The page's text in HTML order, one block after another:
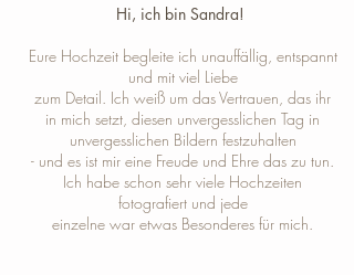
Hi, ich bin Sandra! ​
Eure Hochzeit begleite ich unauffällig, entspannt
und mit viel Liebe
zum Detail. Ich weiß um das Vertrauen, das ihr
in mich setzt, diesen unvergesslichen Tag in
unvergesslichen Bildern festzuhalten
- und es ist mir eine Freude und Ehre das zu tun.
Ich habe schon sehr viele Hochzeiten
fotografiert und jede
einzelne war etwas Besonderes für mich.